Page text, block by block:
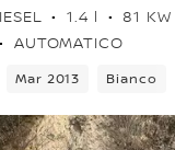
1.4 l
81
AUTOMATICO
Mar 2013 Bianco